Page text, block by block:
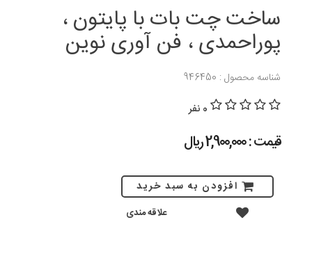
ساخت چت بات با پایتون ،
پوراحمدی ، فن آوری نوین
شناسه محصول : 946450
0 نفر
قیمت : 2,900,000 ريال
افزودن به سبد خرید
علاقه مندی